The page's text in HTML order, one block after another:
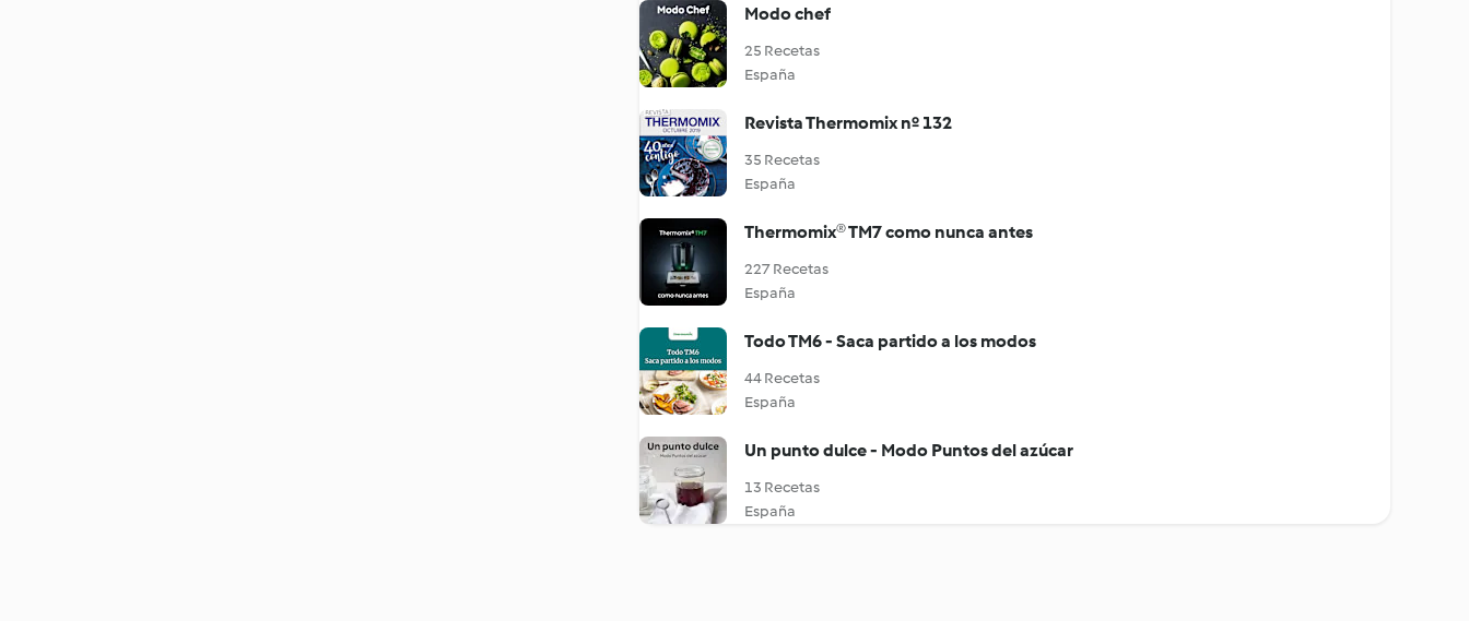
Modo chef
25 Recetas
España
Revista Thermomix nº 132
35 Recetas
España
Thermomix® TM7 como nunca antes
227 Recetas
España
Todo TM6 - Saca partido a los modos
44 Recetas
España
Un punto dulce - Modo Puntos del azúcar
13 Recetas
España